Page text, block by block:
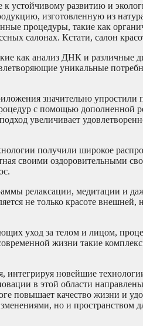
устойчивому развитию и
изготовленную из
процедуры, такие как
салонах. Кстати, салон
как анализ ДНК и различные
уникальные
значительно упростили
с помощью дополненной
увеличивает
получили широкое
своими оздоровительными
релаксации, медитации и
не только красоте внешней,
уход за телом и лицом,
жизни такие
интегрируя новейшие
в этой области
повышает качество жизни и
но и пространством